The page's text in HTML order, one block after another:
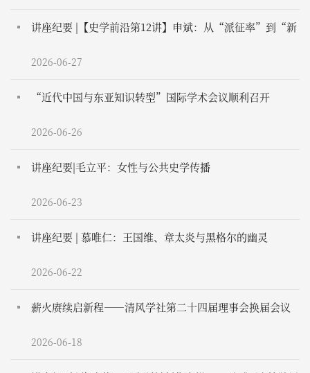
讲座纪要 |【史学前沿第12讲】申斌：从“派征率”到“新
科则”：明代赋役全书的核算本质与一条鞭法的最终完成
2026-06-27
“近代中国与东亚知识转型”国际学术会议顺利召开
2026-06-26
讲座纪要|毛立平：女性与公共史学传播
2026-06-23
讲座纪要 | 慕唯仁：王国维、章太炎与黑格尔的幽灵
2026-06-22
薪火赓续启新程——清风学社第二十四届理事会换届会议
顺利举行
2026-06-18